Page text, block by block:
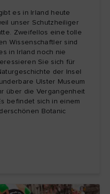
es in Irland heute
unser Schutzheiliger
Zweifellos eine tolle
Wissenschaftler sind
in Irland noch nie
Sie sich für
der Insel
Ulster Museum
über die Vergangenheit
befindet sich in einem
Botanic